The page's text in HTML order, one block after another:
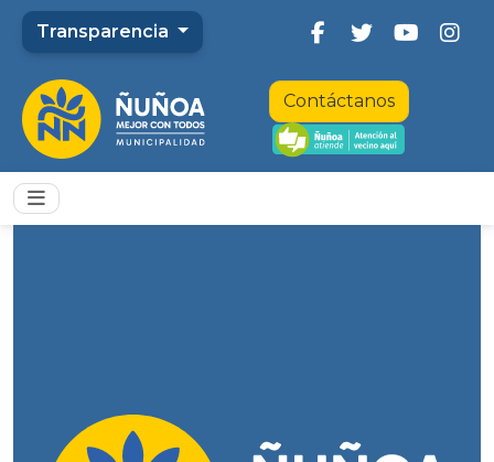
Transparencia
Contáctanos